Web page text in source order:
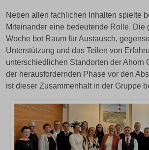
Neben allen fachlichen Inhalten spielte
Miteinander eine bedeutende Rolle. Die
Woche bot Raum für Austausch,
Unterstützung und das Teilen von
unterschiedlichen Standorten der Ahorn
der herausfordernden Phase vor den
ist dieser Zusammenhalt in der Gruppe